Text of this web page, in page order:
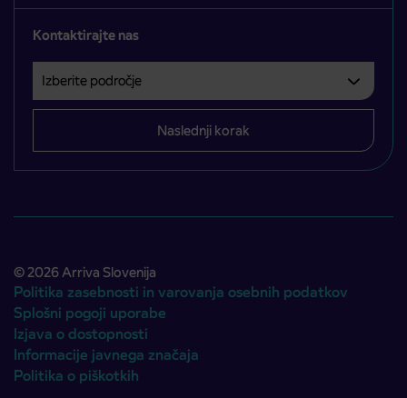
Kontaktirajte nas
Naslednji korak
© 2026 Arriva Slovenija
Politika zasebnosti in varovanja osebnih podatkov
Splošni pogoji uporabe
Izjava o dostopnosti
Informacije javnega značaja
Politika o piškotkih